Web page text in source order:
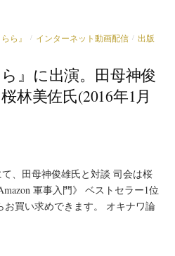
ら』 / インターネット動画配信 / 出版
』に出演。田母神俊
林美佐氏(2016年1月
て、田母神俊雄氏と対談 司会は桜
軍事入門》 ベストセラー1位
買い求めできます。 オキナワ論